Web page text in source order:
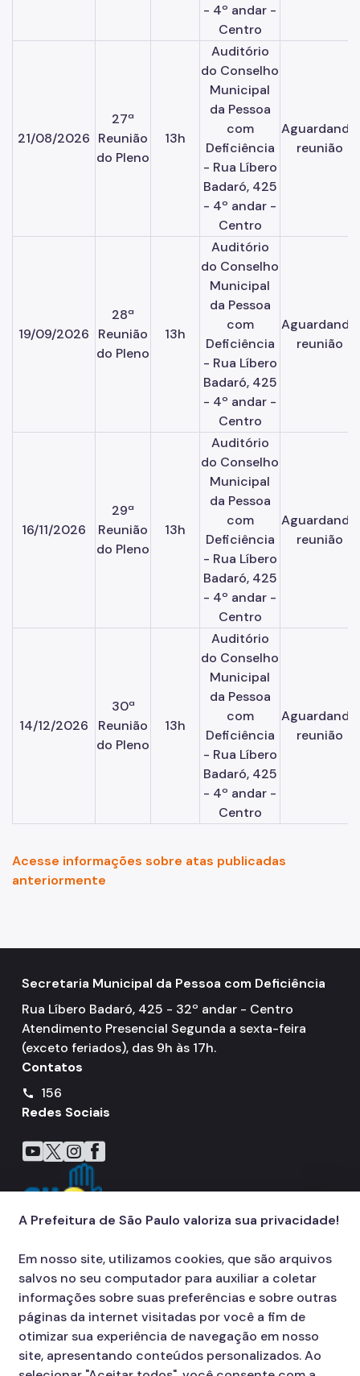
- 4º andar -
Centro
21/08/2026
27ª
Reunião
do Pleno
13h
Auditório
do Conselho
Municipal
da Pessoa
com
Deficiência
- Rua Líbero
Badaró, 425
- 4º andar -
Centro
Aguardando
reunião
19/09/2026
28ª
Reunião
do Pleno
13h
Auditório
do Conselho
Municipal
da Pessoa
com
Deficiência
- Rua Líbero
Badaró, 425
- 4º andar -
Centro
Aguardando
reunião
16/11/2026
29ª
Reunião
do Pleno
13h
Auditório
do Conselho
Municipal
da Pessoa
com
Deficiência
- Rua Líbero
Badaró, 425
- 4º andar -
Centro
Aguardando
reunião
14/12/2026
30ª
Reunião
do Pleno
13h
Auditório
do Conselho
Municipal
da Pessoa
com
Deficiência
- Rua Líbero
Badaró, 425
- 4º andar -
Centro
Aguardando
reunião
Acesse informações sobre atas publicadas
anteriormente
Secretaria Municipal da Pessoa com Deficiência
Rua Líbero Badaró, 425 - 32º andar - Centro
Atendimento Presencial Segunda a sexta-feira
(exceto feriados), das 9h às 17h.
Contatos
call
156
Redes Sociais
Icone do YouTube
Icone do X
Icone do Instagram
Icone do Facebook
A Prefeitura de São Paulo valoriza sua privacidade!
Em nosso site, utilizamos cookies, que são arquivos
salvos no seu computador para auxiliar a coletar
informações sobre suas preferências e sobre outras
páginas da internet visitadas por você a fim de
otimizar sua experiência de navegação em nosso
site, apresentando conteúdos personalizados. Ao